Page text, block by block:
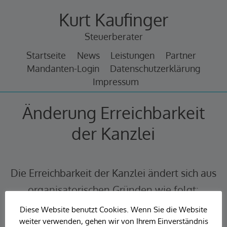
Kurt Kaufinger
Steuerberater
Startseite
News Leistungen
Partner
Mandanten-Login
Datenschutzerklärung
Impressum
Änderung Erreichbarkeit
der Kanzlei
Die Erreichbarkeit der Kanzlei ändert sich aus
organisatorischen Gründen wie folgt:
Öffnungszeiten und telefonische
Diese Website benutzt Cookies. Wenn Sie die Website
weiter verwenden, gehen wir von Ihrem Einverständnis